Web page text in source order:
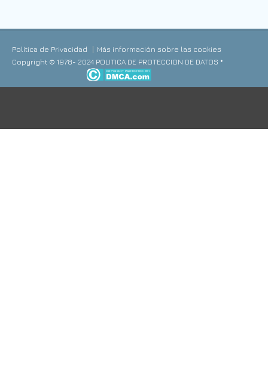
Política de Privacidad
Más información sobre las cookies
Copyright © 1978- 2024 POLITICA DE PROTECCION DE DATOS *